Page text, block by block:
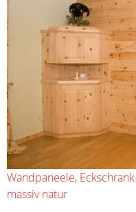
Wandpaneele,
massiv natur